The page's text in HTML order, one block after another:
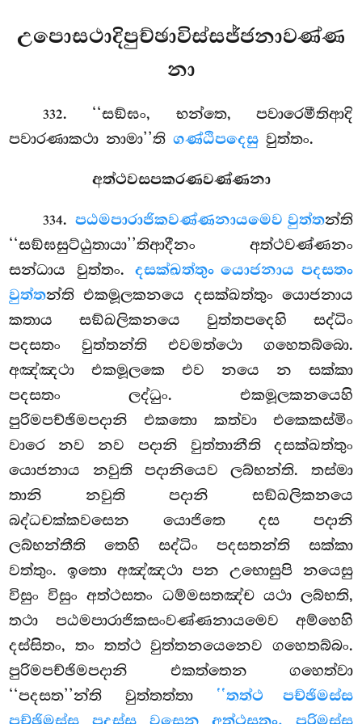
උපොසථාදිපුච්ඡාවිස්සජ්ජනාවණ්ණ
නා
332. ‘‘සඞ්ඝං, භන්තෙ, පවාරෙමීතිආදි
පවාරණාකථා නාමා’’තිගණ්ඨිපදෙසු වුත්තං.
අත්ථවසපකරණවණ්ණනා
334.පඨමපාරාජිකවණ්ණනායමෙව වුත්තන්ති
‘‘සඞ්ඝසුට්ඨුතායා’’තිආදීනං අත්ථවණ්ණනං
සන්ධාය වුත්තං. දසක්ඛත්තුං යොජනාය පදසතං
වුත්තන්ති එකමූලකනයෙ දසක්ඛත්තුං යොජනාය
කතාය සඞ්ඛලිකනයෙ වුත්තපදෙහි සද්ධිං
පදසතං වුත්තන්ති එවමත්ථො ගහෙතබ්බො.
අඤ්ඤථා එකමූලකෙ එව නයෙ න සක්කා
පදසතං ලද්ධුං. එකමූලකනයෙහි
පුරිමපච්ඡිමපදානි එකතො කත්වා එකෙකස්මිං
වාරෙ නව නව පදානි වුත්තානීති දසක්ඛත්තුං
යොජනාය නවුති පදානියෙව ලබ්භන්ති. තස්මා
තානි නවුති පදානි සඞ්ඛලිකනයෙ
බද්ධචක්කවසෙන යොජිතෙ දස පදානි
ලබ්භන්තීති තෙහි සද්ධිං පදසතන්ති සක්කා
වත්තුං. ඉතො අඤ්ඤථා පන උභොසුපි නයෙසු
විසුං විසුං අත්ථසතං ධම්මසතඤ්ච යථා ලබ්භති,
තථා පඨමපාරාජිකසංවණ්ණනායමෙව අම්හෙහි
දස්සිතං, තං තත්ථ වුත්තනයෙනෙව ගහෙතබ්බං.
පුරිමපච්ඡිමපදානි එකත්තෙන ගහෙත්වා
‘‘පදසත’’න්ති වුත්තත්තා ‘‘තත්ථ පච්ඡිමස්ස